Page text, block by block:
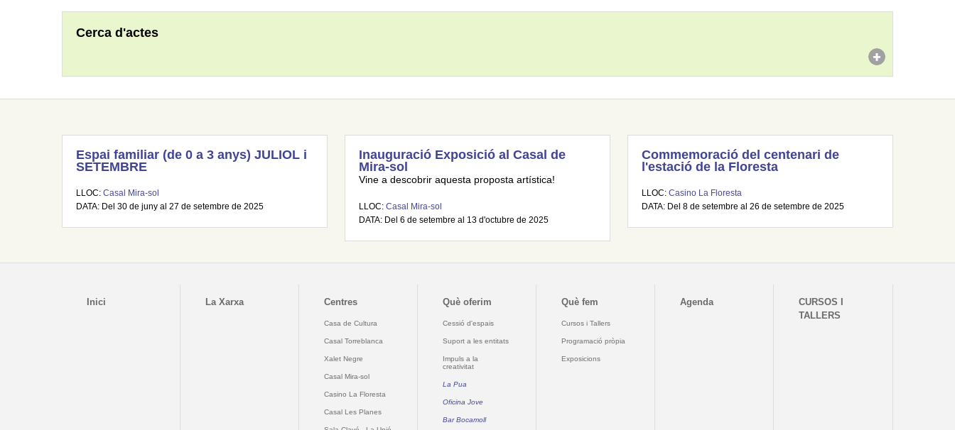
Cerca d'actes
Espai familiar (de 0 a 3 anys) JULIOL i
SETEMBRE
LLOC: Casal Mira-sol
DATA: Del 30 de juny al 27 de setembre de 2025
Inauguració Exposició al Casal de
Mira-sol
Vine a descobrir aquesta proposta artística!
LLOC: Casal Mira-sol
DATA: Del 6 de setembre al 13 d'octubre de 2025
Commemoració del centenari de
l'estació de la Floresta
LLOC: Casino La Floresta
DATA: Del 8 de setembre al 26 de setembre de 2025
Inici La Xarxa Centres
Casa de Cultura
Casal Torreblanca
Xalet Negre
Casal Mira-sol
Casino La Floresta
Casal Les Planes
Què oferim
Cessió d'espais
Suport a les entitats
Impuls a la
creativitat
La Pua
Oficina Jove
Bar Bocamoll
Què fem
Cursos i Tallers
Programació pròpia
Exposicions
Agenda
CURSOS I
TALLERS